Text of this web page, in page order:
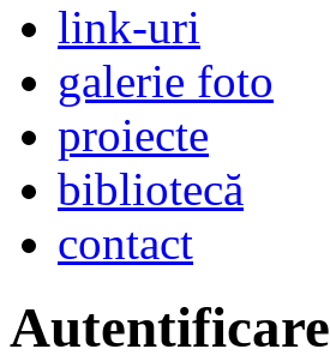
link-uri
galerie foto
proiecte
bibliotecă
contact
Autentificare